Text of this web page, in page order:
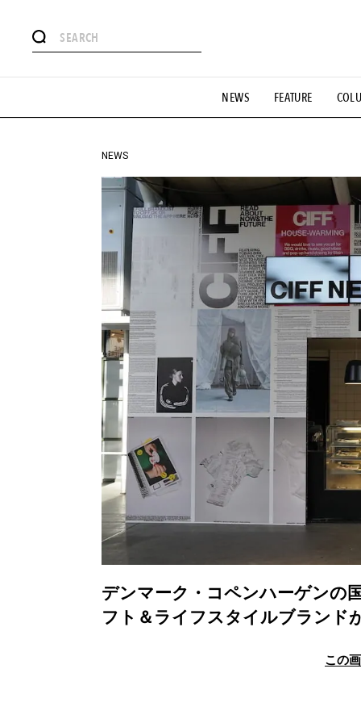
NEWS FEATURE
#憧れの逸品 #ESSENTIAL
#GH 銘品の所以 #フイナムのYouTube #Commune H
#HANDSOME HANDBOOK
NEWS
デンマーク・コペンハーゲンの
フト＆ライフスタイルブランド
この